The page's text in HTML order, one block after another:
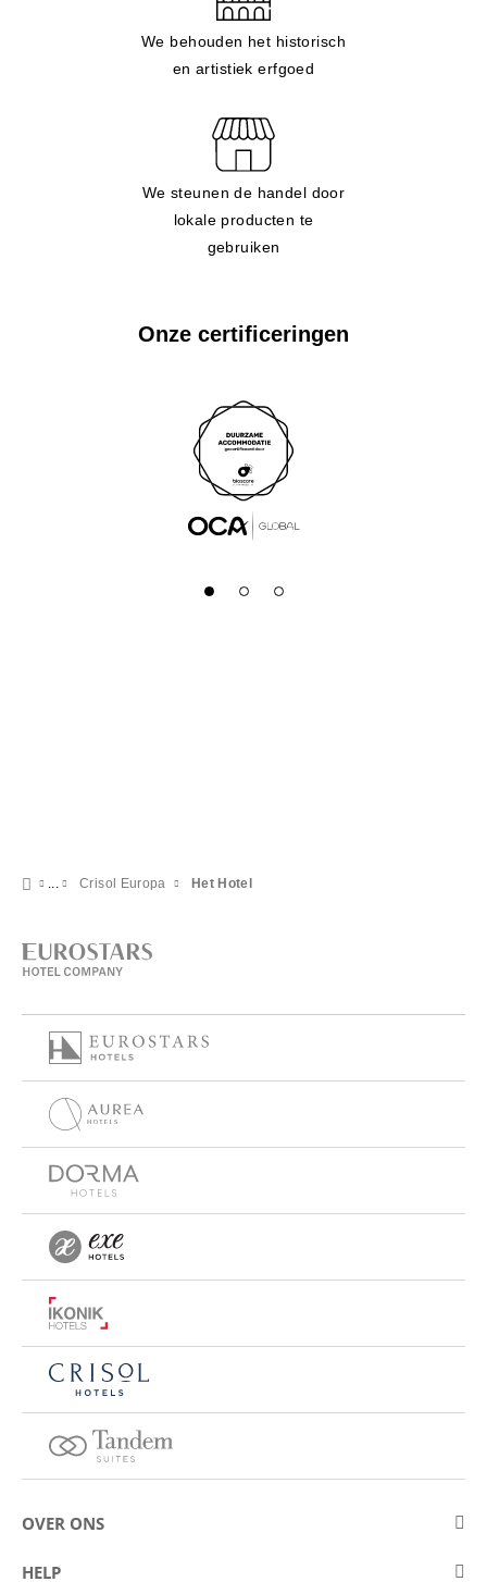
We behouden het historisch
en artistiek erfgoed
We steunen de handel door
lokale producten te
gebruiken
Onze certificeringen
Crisol Europa Het Hotel
OVER ONS
Over Eurostars Hotel Company
HELP